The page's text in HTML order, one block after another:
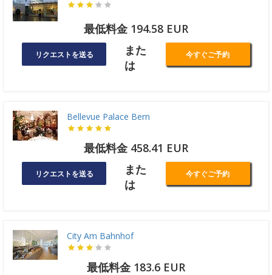
最低料金 194.58 EUR
リクエストを送る
また
は
今すぐご予約
Bellevue Palace Bern
最低料金 458.41 EUR
リクエストを送る
また
は
今すぐご予約
City Am Bahnhof
最低料金 183.6 EUR